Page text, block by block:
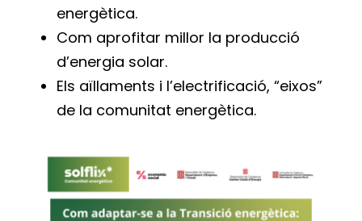
energètica.
Com aprofitar millor la producció
d’energia solar.
Els aïllaments i l’electrificació, “eixos”
de la comunitat energètica.